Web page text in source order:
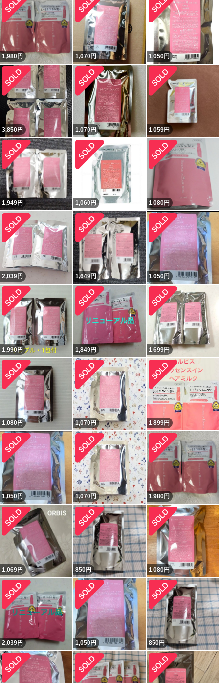
1,980円 1,070円 1,050円
3,850円 1,070円 1,059円
1,949円 1,060 円 1,080円
2,039円 1,649円 1,050円
1,990円 1,849円 1,699円
1,080円 1,070円 1,899円
1,050円 1,070円 1,980円
1,069円 850円 1,080円
2,039円 1,050円 850円